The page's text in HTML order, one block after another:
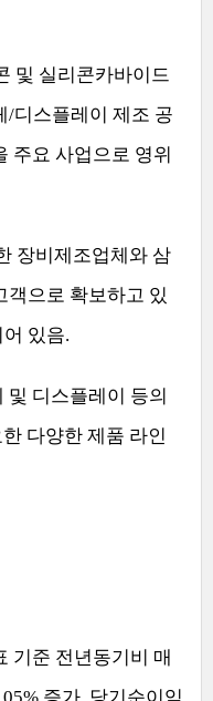
및 실리콘카바이드
/디스플레이 제조 공
주요 사업으로 영위
장비제조업체와 삼
객으로 확보하고 있
있음.
및 디스플레이 등의
다양한 제품 라인
기준 전년동기비 매